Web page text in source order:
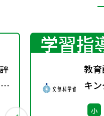
学習指
教
キ
回
小